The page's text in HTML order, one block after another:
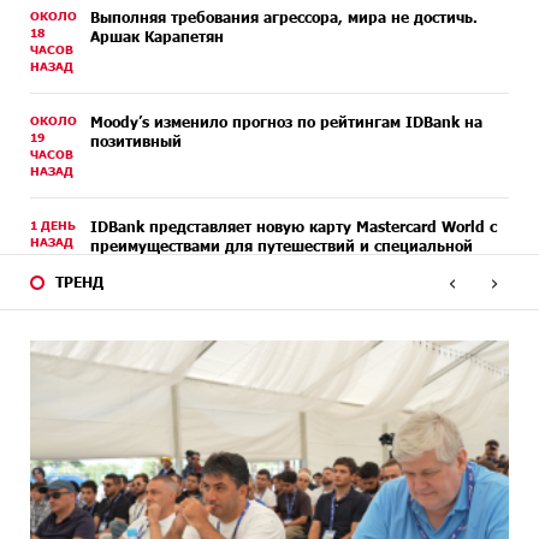
ОКОЛО
18
ЧАСОВ
НАЗАД
Выполняя требования агрессора, мира не достичь.
Аршак Карапетян
ОКОЛО
19
ЧАСОВ
НАЗАД
Moody’s изменило прогноз по рейтингам IDBank на
позитивный
1 ДЕНЬ
НАЗАД
IDBank представляет новую карту Mastercard World с
преимуществами для путешествий и специальной
дикой природы в Гнишике с помощью солнечной
энергии
Idram и IDBank - рядом со стартапами на Seaside
4 ДНЕЙ
НАЗАД
В мобильном приложении Юнибанка теперь можно
зарегистрироваться также с помощью imID
ТРЕНД ‹ ›